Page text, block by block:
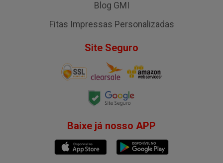
Blog GMI
Fitas Impressas Personalizadas
Site Seguro
Baixe já nosso APP